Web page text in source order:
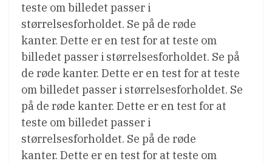
teste om billedet passer i
størrelsesforholdet. Se på de røde
kanter. Dette er en test for at teste om
billedet passer i størrelsesforholdet. Se på
de røde kanter. Dette er en test for at teste
om billedet passer i størrelsesforholdet. Se
på de røde kanter. Dette er en test for at
teste om billedet passer i
størrelsesforholdet. Se på de røde
kanter. Dette er en test for at teste om